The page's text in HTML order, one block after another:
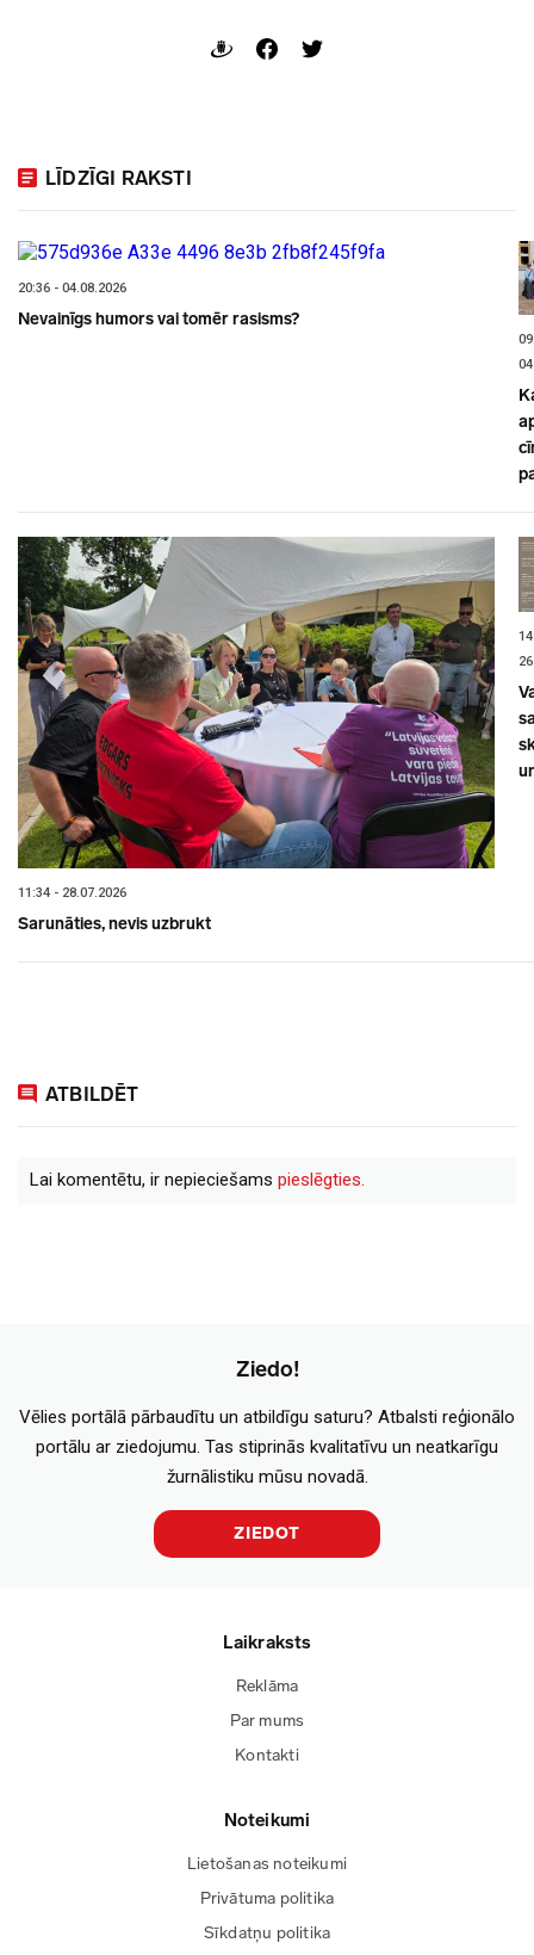
LĪDZĪGI RAKSTI
20:36 - 04.08.2026
Nevainīgs humors vai tomēr rasisms?
11:34 - 28.07.2026
Sarunāties, nevis uzbrukt
ATBILDĒT
Lai komentētu, ir nepieciešams pieslēgties.
Ziedo!
Vēlies portālā pārbaudītu un atbildīgu saturu? Atbalsti reģionālo
portālu ar ziedojumu. Tas stiprinās kvalitatīvu un neatkarīgu
žurnālistiku mūsu novadā.
ZIEDOT
Laikraksts
Reklāma
Par mums
Kontakti
Noteikumi
Lietošanas noteikumi
Privātuma politika
Sīkdatņu politika